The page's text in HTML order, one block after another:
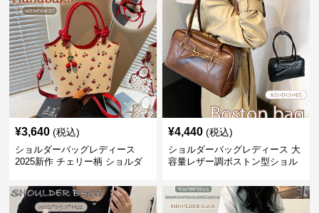
¥3,640 (税込)
ショルダーバッグレディース
2025新作 チェリー柄 ショルダ
3way
¥4,440 (税込)
ショルダーバッグレディース 大
容量レザー調ボストン型ショル